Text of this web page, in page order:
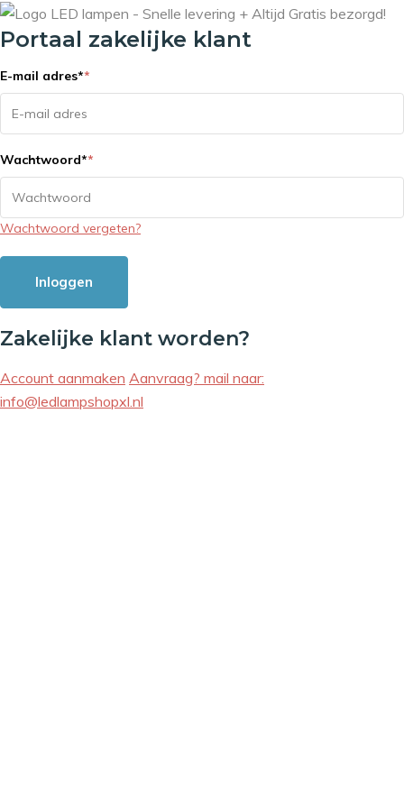
Portaal zakelijke klant
E-mail adres**
Wachtwoord**
Wachtwoord vergeten?
Inloggen
Zakelijke klant worden?
Account aanmaken Aanvraag? mail naar:
info@ledlampshopxl.nl